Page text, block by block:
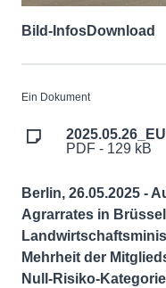
Bild-InfosDownload
Ein Dokument
PDF - 129 kB
Berlin, 26.05.2025 -
Agrarrates in
Mehrheit der
Null-Risiko-